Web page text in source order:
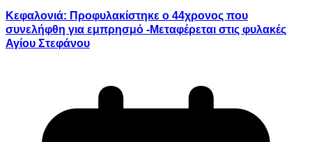
Κεφαλονιά: Προφυλακίστηκε ο 44χρονος που
συνελήφθη για εμπρησμό -Μεταφέρεται στις φυλακές
Αγίου Στεφάνου